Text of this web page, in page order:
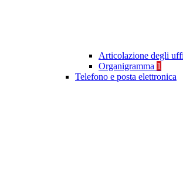
Articolazione degli
Organigramma 1
Telefono e posta elettronica